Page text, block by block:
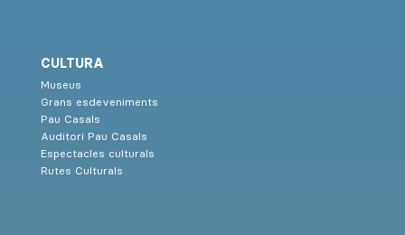
CULTURA
Museus
Grans esdeveniments
Pau Casals
Auditori Pau Casals
Espectacles culturals
Rutes Culturals